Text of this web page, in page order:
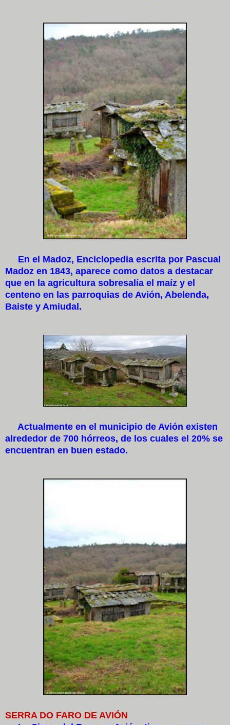
En el Madoz, Enciclopedia escrita por Pascual
Madoz en 1843, aparece como datos a destacar
que en la agricultura sobresalía el maíz y el
centeno en las parroquias de Avión, Abelenda,
Baiste y Amiudal.
Actualmente en el municipio de Avión existen
alrededor de 700 hórreos, de los cuales el 20% se
encuentran en buen estado.
SERRA DO FARO DE AVIÓN